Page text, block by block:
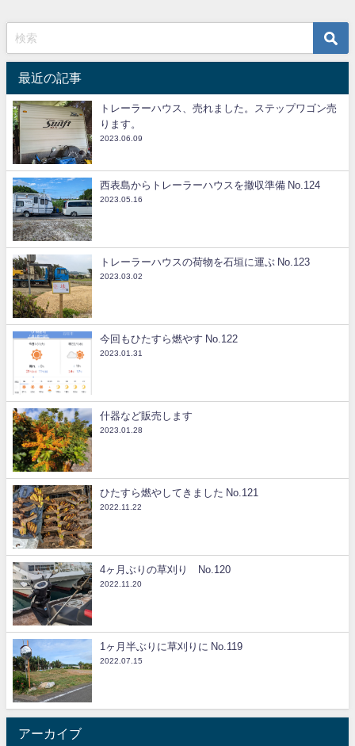
最近の記事
トレーラーハウス、売れました。ステップワゴン売
ります。
2023.06.09
西表島からトレーラーハウスを撤収準備 No.124
2023.05.16
トレーラーハウスの荷物を石垣に運ぶ No.123
2023.03.02
今回もひたすら燃やす No.122
2023.01.31
什器など販売します
2023.01.28
ひたすら燃やしてきました No.121
2022.11.22
4ヶ月ぶりの草刈り No.120
2022.11.20
1ヶ月半ぶりに草刈りに No.119
2022.07.15
アーカイブ